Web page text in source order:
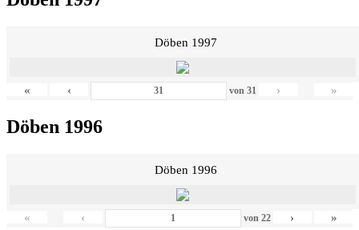
Döben 1997
« ‹ von31 › »
Döben 1996
Döben 1996
« ‹ von 22 › »